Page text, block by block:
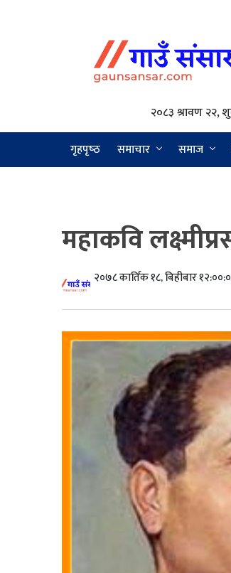
२०८३ श्रावण २२,
गृहपृष्‍ठ
समाचार समाज
महाकवि
२०७८ कार्तिक १८, बिहीबार